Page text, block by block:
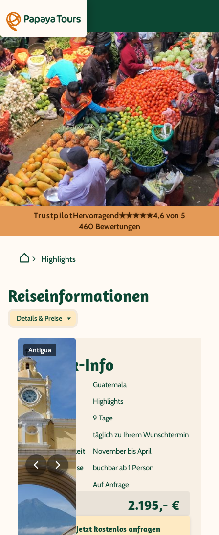
Guatemala - Highlights
TrustpilotHervorragend★★★★★4,6 von 5
460 Bewertungen
Highlights
Reiseinformationen
Details & Preise
Antigua
Kulturstätte
Quick-Info
Reiseland
Guatemala
Name
Highlights
Dauer
9 Tage
Reisebeginn
täglich zu Ihrem Wunschtermin
Beste Reisezeit
November bis April
Individualreise
buchbar ab 1 Person
Flug
Auf Anfrage
Preis ab 2.195,- €
Jetzt kostenlos anfragen